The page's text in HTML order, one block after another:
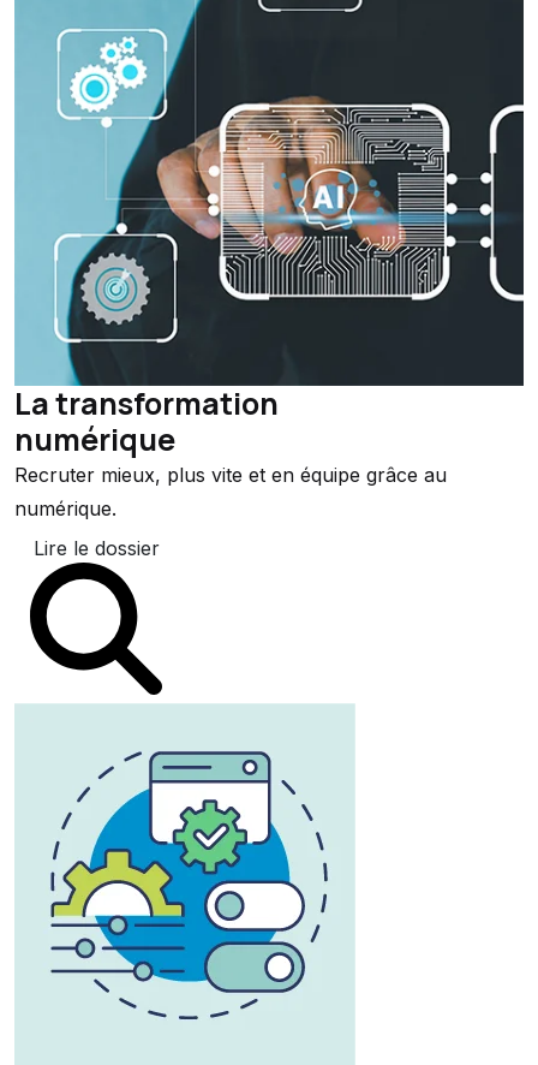
La transformation
numérique
Recruter mieux, plus vite et en équipe grâce au
numérique.
Lire le dossier